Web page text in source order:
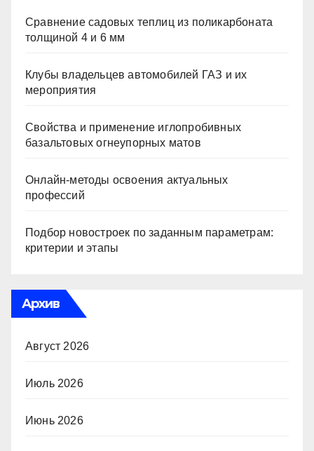
Сравнение садовых теплиц из поликарбоната
толщиной 4 и 6 мм
Клубы владельцев автомобилей ГАЗ и их
мероприятия
Свойства и применение иглопробивных
базальтовых огнеупорных матов
Онлайн-методы освоения актуальных
профессий
Подбор новостроек по заданным параметрам:
критерии и этапы
Архив
Август 2026
Июль 2026
Июнь 2026